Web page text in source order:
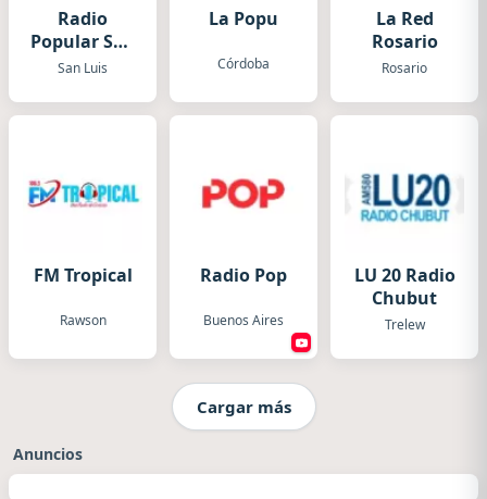
Radio
Popular San
Luis
San Luis
La Popu
Córdoba
La Red
Rosario
Rosario
FM Tropical
Rawson
Radio Pop
Buenos Aires
LU 20 Radio
Chubut
Trelew
Cargar más
Anuncios